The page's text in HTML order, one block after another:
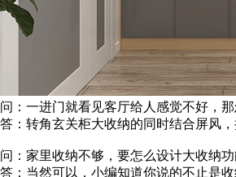
问：一进门就看见客厅给人感觉不好，那
答：转角玄关柜大收纳的同时结合屏风
问：家里收纳不够，要怎么设计大收纳功
答：当然可以，小编知道你说的不止是